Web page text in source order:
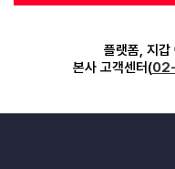
플랫폼, 지갑
본사 고객센터(